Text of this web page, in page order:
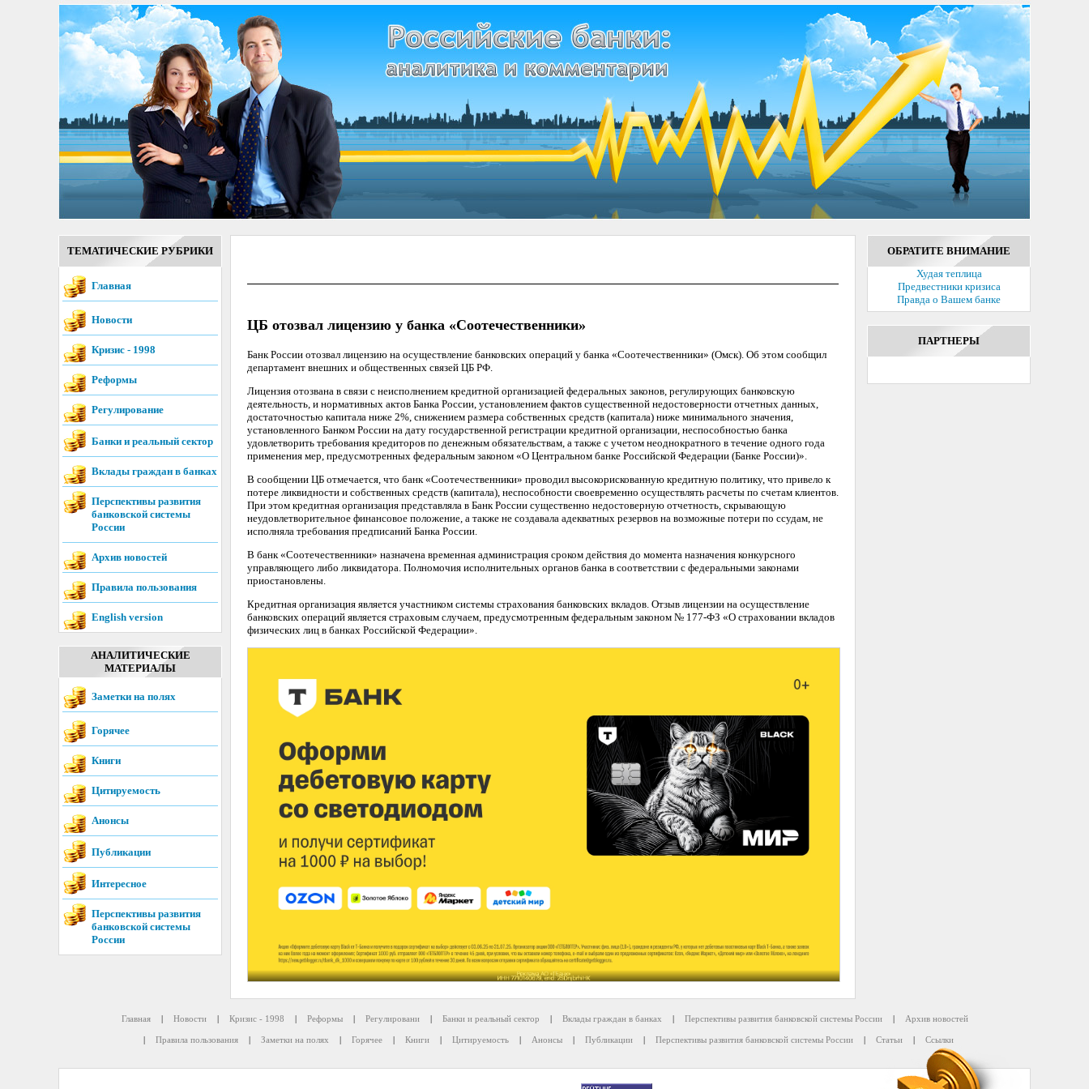
ТЕМАТИЧЕСКИЕ РУБРИКИ
Главная
Новости
Кризис - 1998
Реформы
Регулирование
Банки и реальный сектор
Вклады граждан в банках
Перспективы развития
банковской системы
России
Архив новостей
Правила пользования
English version
АНАЛИТИЧЕСКИЕ
МАТЕРИАЛЫ
Заметки на полях
Горячее
Книги
Цитируемость
Анонсы
Публикации
Интересное
Перспективы развития
банковской системы
России
ЦБ отозвал лицензию у банка «Соотечественники»
Банк России отозвал лицензию на осуществление банковских операций у банка «Соотечественники» (Омск). Об этом сообщил
департамент внешних и общественных связей ЦБ РФ.
Лицензия отозвана в связи с неисполнением кредитной организацией федеральных законов, регулирующих банковскую
деятельность, и нормативных актов Банка России, установлением фактов существенной недостоверности отчетных данных,
достаточностью капитала ниже 2%, снижением размера собственных средств (капитала) ниже минимального значения,
установленного Банком России на дату государственной регистрации кредитной организации, неспособностью банка
удовлетворить требования кредиторов по денежным обязательствам, а также с учетом неоднократного в течение одного года
применения мер, предусмотренных федеральным законом «О Центральном банке Российской Федерации (Банке России)».
В сообщении ЦБ отмечается, что банк «Соотечественники» проводил высокорискованную кредитную политику, что привело к
потере ликвидности и собственных средств (капитала), неспособности своевременно осуществлять расчеты по счетам клиентов.
При этом кредитная организация представляла в Банк России существенно недостоверную отчетность, скрывающую
неудовлетворительное финансовое положение, а также не создавала адекватных резервов на возможные потери по ссудам, не
исполняла требования предписаний Банка России.
В банк «Соотечественники» назначена временная администрация сроком действия до момента назначения конкурсного
управляющего либо ликвидатора. Полномочия исполнительных органов банка в соответствии с федеральными законами
приостановлены.
Кредитная организация является участником системы страхования банковских вкладов. Отзыв лицензии на осуществление
банковских операций является страховым случаем, предусмотренным федеральным законом № 177-ФЗ «О страховании вкладов
физических лиц в банках Российской Федерации».
ОБРАТИТЕ ВНИМАНИЕ
Худая теплица
Предвестники кризиса
Правда о Вашем банке
ПАРТНЕРЫ
Главная | Новости | Кризис - 1998 | Реформы | Регулировани | Банки и реальный сектор | Вклады граждан в банках | Перспективы развития банковской системы России | Архив новостей
| Правила пользования | Заметки на полях | Горячее | Книги | Цитируемость | Анонсы | Публикации | Перспективы развития банковской системы России | Статьи | Ссылки